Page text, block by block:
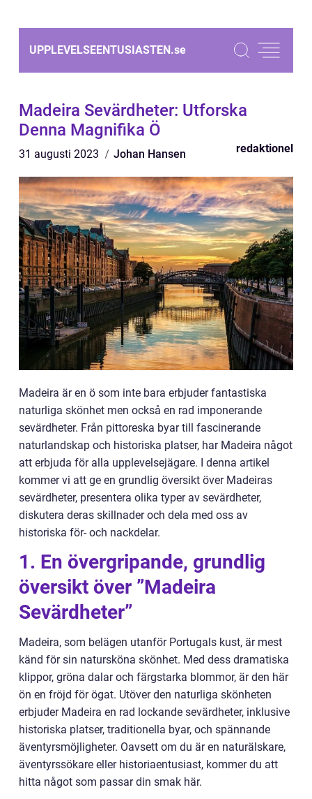
UPPLEVELSEENTUSIASTEN.se
Madeira Sevärdheter: Utforska
Denna Magnifika Ö
31 augusti 2023 Johan Hansen redaktionel
Madeira är en ö som inte bara erbjuder fantastiska
naturliga skönhet men också en rad imponerande
sevärdheter. Från pittoreska byar till fascinerande
naturlandskap och historiska platser, har Madeira något
att erbjuda för alla upplevelsejägare. I denna artikel
kommer vi att ge en grundlig översikt över Madeiras
sevärdheter, presentera olika typer av sevärdheter,
diskutera deras skillnader och dela med oss av
historiska för- och nackdelar.
1. En övergripande, grundlig
översikt över ”Madeira
Sevärdheter”
Madeira, som belägen utanför Portugals kust, är mest
känd för sin natursköna skönhet. Med dess dramatiska
klippor, gröna dalar och färgstarka blommor, är den här
ön en fröjd för ögat. Utöver den naturliga skönheten
erbjuder Madeira en rad lockande sevärdheter, inklusive
historiska platser, traditionella byar, och spännande
äventyrsmöjligheter. Oavsett om du är en naturälskare,
äventyrssökare eller historiaentusiast, kommer du att
hitta något som passar din smak här.